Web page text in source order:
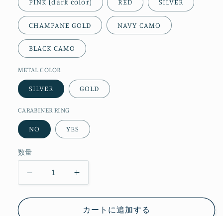
PINK (dark color) RED SILVER
CHAMPANE GOLD NAVY CAMO
BLACK CAMO
METAL COLOR
SILVER GOLD
CARABINER RING
NO YES
数量
Folding
Pocket
Tissue
Folding
Pocket
Tissue
Case
カートに追加する